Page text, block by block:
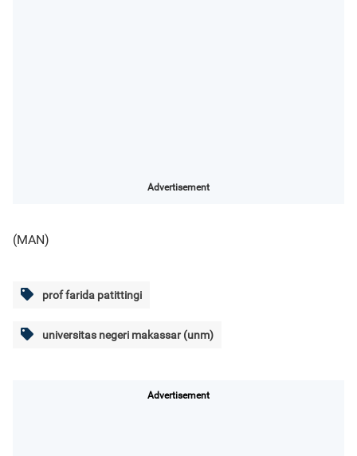
Advertisement
(MAN)
prof farida patittingi
universitas negeri makassar (unm)
Advertisement